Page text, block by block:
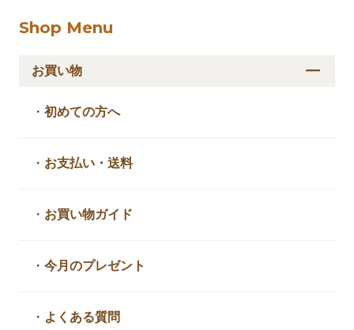
Shop Menu
お買い物
・初めての方へ
・ お支払い・送料
・ お買い物ガイド
・今月のプレゼント
・ よくある質問